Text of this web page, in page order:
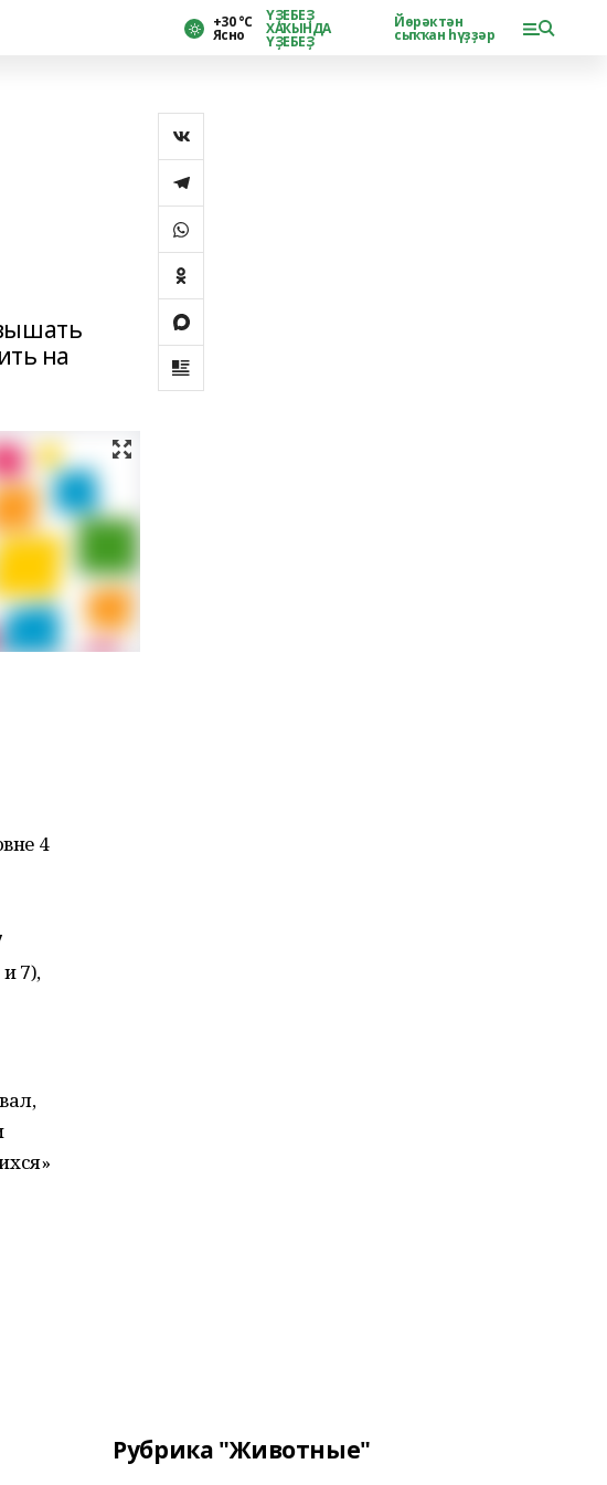
+30 °С
Ясно
ҮҘЕБЕҘ
ХАҠЫНДА
ҮҘЕБЕҘ
Йөрәктән
сыҡҡан һүҙҙәр
на
4
7),
Рубрика "Животные"